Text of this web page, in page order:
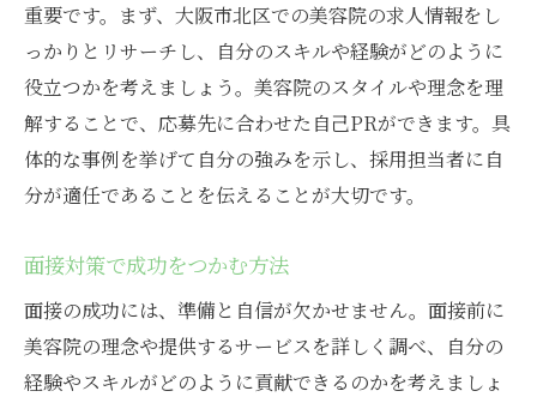
重要です。まず、大阪市北区での美容院の求人情報をし
っかりとリサーチし、自分のスキルや経験がどのように
役立つかを考えましょう。美容院のスタイルや理念を理
解することで、応募先に合わせた自己PRができます。具
体的な事例を挙げて自分の強みを示し、採用担当者に自
分が適任であることを伝えることが大切です。
面接対策で成功をつかむ方法
面接の成功には、準備と自信が欠かせません。面接前に
美容院の理念や提供するサービスを詳しく調べ、自分の
経験やスキルがどのように貢献できるのかを考えましょ